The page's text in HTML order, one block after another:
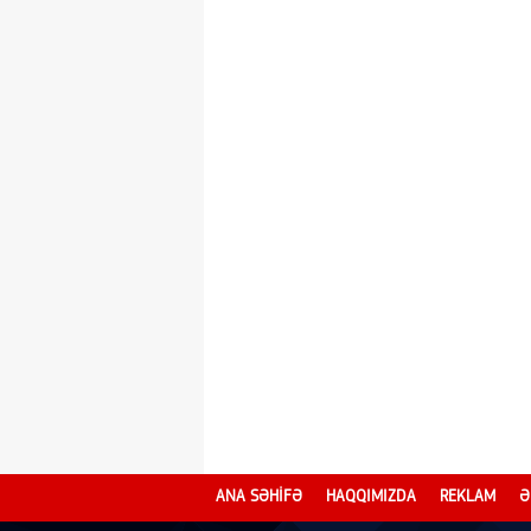
ANA SƏHİFƏ HAQQIMIZDA REKLAM